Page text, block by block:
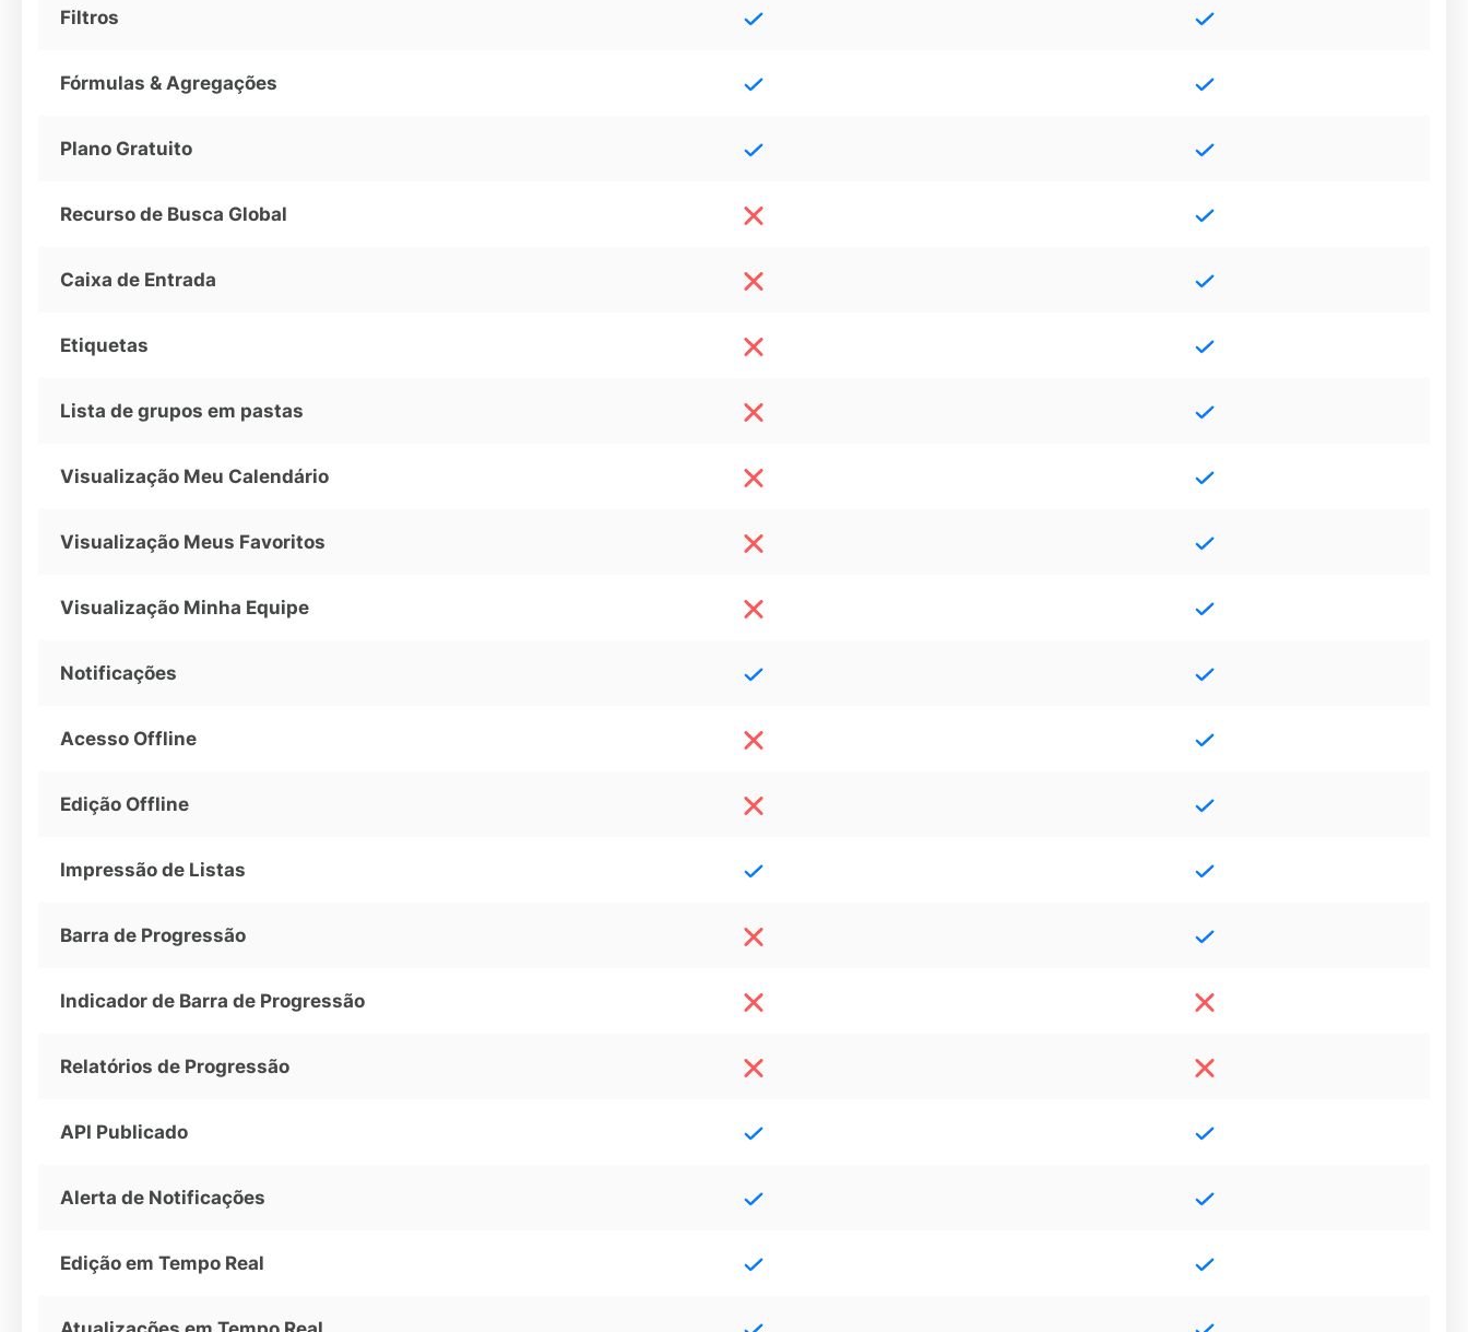
Filtros
Fórmulas & Agregações
Plano Gratuito
Recurso de Busca Global
Caixa de Entrada
Etiquetas
Lista de grupos em pastas
Visualização Meu Calendário
Visualização Meus Favoritos
Visualização Minha Equipe
Notificações
Acesso Offline
Edição Offline
Impressão de Listas
Barra de Progressão
Indicador de Barra de Progressão
Relatórios de Progressão
API Publicado
Alerta de Notificações
Edição em Tempo Real